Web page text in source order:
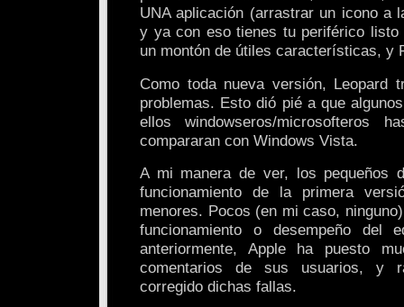
UNA aplicación (arrastrar un icono a
y ya con eso tienes tu periférico listo
un montón de útiles características, y
Como toda nueva versión, Leopard
problemas. Esto dió pié a que
ellos windowseros/microsofteros
compararan con Windows Vista.
A mi manera de ver, los pequeños
funcionamiento de la primera
menores. Pocos (en mi caso,
funcionamiento o desempeño del
anteriormente, Apple ha puesto
comentarios de sus usuarios, y
corregido dichas fallas.